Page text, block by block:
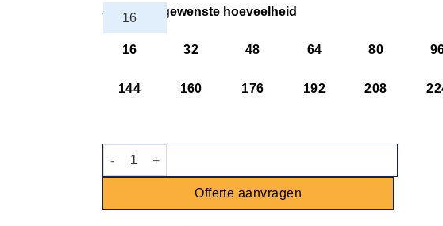
Selecteer gewenste hoeveelheid
16 32 48 64 80
144 160 176 192 208
Soepkop met schotel Rio aantal
Offerte aanvragen